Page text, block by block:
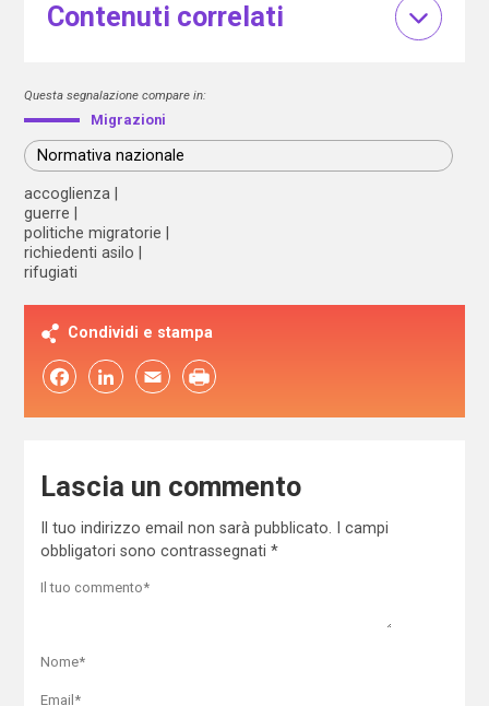
Contenuti correlati
Questa segnalazione compare in:
Migrazioni
Normativa nazionale
accoglienza
guerre
politiche migratorie
richiedenti asilo
rifugiati
Condividi e stampa
FacebookLinkedIn Email
Lascia un commento
Il tuo indirizzo email non sarà pubblicato.
I campi
obbligatori sono contrassegnati *